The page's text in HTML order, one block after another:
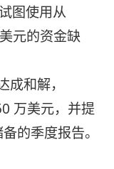
图使用从
元的资金缺
和解，
万美元，并提
的季度报告。